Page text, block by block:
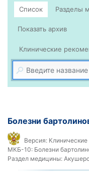
Список
Клинические
Болезни
Версия:
МКБ-10: Болезни
Раздел медицины: